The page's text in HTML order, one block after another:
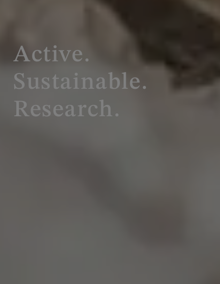
Active.
Sustainable.
Research.